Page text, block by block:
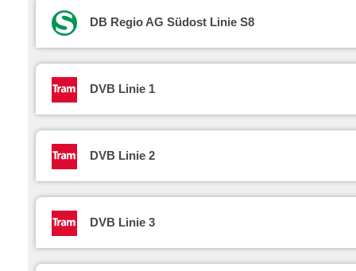
DB Regio AG Südost Linie S8
DVB Linie 1
DVB Linie 2
DVB Linie 3